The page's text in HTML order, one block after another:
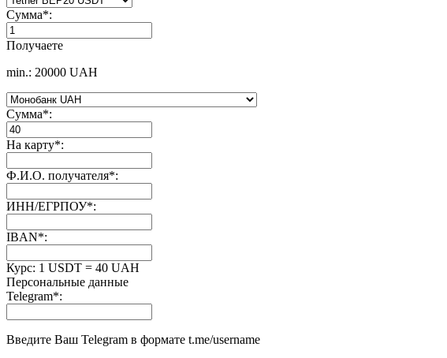
Сумма*:
Получаете
min.: 20000 UAH
Сумма*:
На карту*:
Ф.И.О. получателя*:
ИНН/ЕГРПОУ*:
IBAN*:
Курс: 1 USDT = 40 UAH
Персональные данные
Telegram*:
Введите Ваш Telegram в формате t.me/username